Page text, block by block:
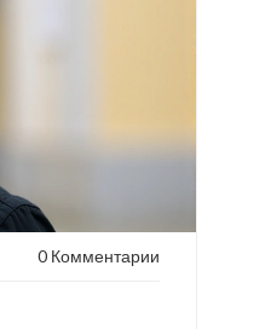
0 Комментарии